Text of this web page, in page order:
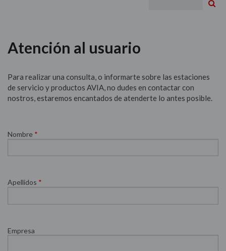
Combustibles y carburantes
Atención al usuario
Atención al usuario
Para realizar una consulta, o informarte sobre las estaciones
de servicio y productos AVIA, no dudes en contactar con
nostros, estaremos encantados de atenderte lo antes posible.
Nombre *
Apellidos *
Empresa